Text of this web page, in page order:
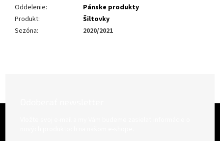
Oddelenie:
Pánske produkty
Produkt:
Šiltovky
Sezóna: 2020/2021